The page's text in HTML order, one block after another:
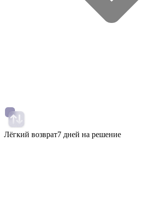
Лёгкий возврат7 дней на решение